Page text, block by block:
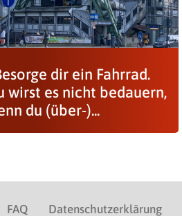
dir ein Fahrrad.
wirst es nicht bedauern,
du (über-)...
FAQ Datenschutzerklärung